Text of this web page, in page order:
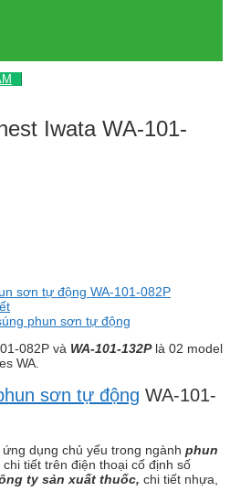
Iwata WA-101-
sơn tự động WA-101-082P
phun sơn tự động
082P và WA-101-132Plà 02 model
WA.
sơn tự động WA-101-
dụng chủ yếu trong ngành phun
chi tiết trên điện thoại cố định số
ty sản xuất thuốc, chi tiết nhựa,